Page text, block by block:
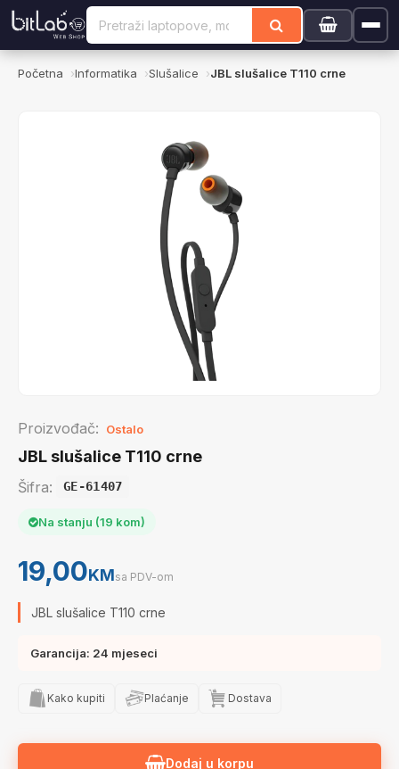
Početna Informatika Slušalice JBL slušalice T110 crne
Proizvođač: Ostalo
JBL slušalice T110 crne
Šifra: GE-61407
Na stanju (19 kom)
19,00KMsa PDV-om
JBL slušalice T110 crne
Garancija: 24 mjeseci
Kako kupiti Plaćanje Dostava
Dodaj u korpu